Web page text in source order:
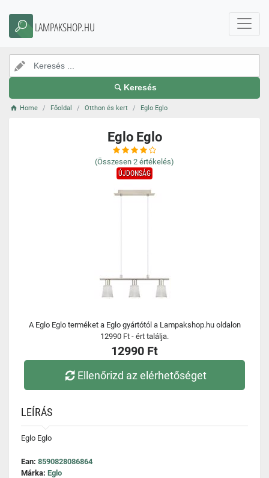
LAMPAKSHOP.HU
Keresés
Home Főoldal Otthon és kert Eglo Eglo
Eglo Eglo
(Összesen 2 értékelés)
ÚJDONSÁG
A Eglo Eglo terméket a Eglo gyártótól a Lampakshop.hu oldalon
12990 Ft - ért találja.
12990 Ft
Ellenőrizd az elérhetőséget
LEÍRÁS
Eglo Eglo
Ean: 8590828086864
Márka: Eglo